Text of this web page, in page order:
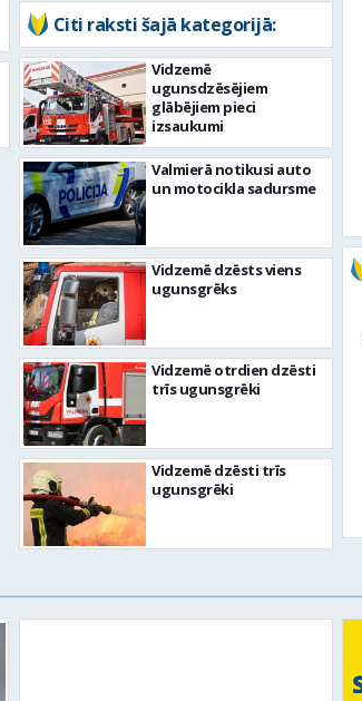
Citi raksti šajā kategorijā:
Vidzemē
ugunsdzēsējiem
glābējiem pieci
izsaukumi
Valmierā notikusi auto
un motocikla sadursme
Vidzemē dzēsts viens
ugunsgrēks
Vidzemē otrdien dzēsti
trīs ugunsgrēki
Vidzemē dzēsti trīs
ugunsgrēki